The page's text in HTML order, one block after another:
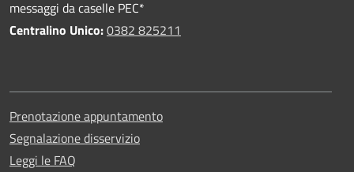
messaggi da caselle PEC*
Centralino Unico:0382 825211
Prenotazione appuntamento
Segnalazione disservizio
Leggi le FAQ